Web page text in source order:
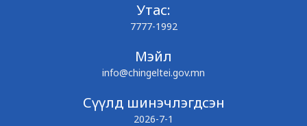
Утас:
7777-1992
Мэйл
info@chingeltei.gov.mn
Сүүлд шинэчлэгдсэн
2026-7-1